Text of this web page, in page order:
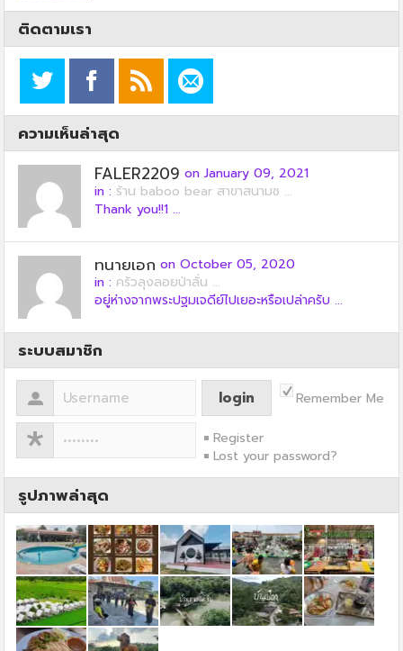
ติดตามเรา
ความเห็นล่าสุด
FALER2209 on January 09, 2021
in : ร้าน baboo bear สาขาสนามช ...
Thank you!!1 ...
ทนายเอก on October 05, 2020
in : ครัวลุงลอยป่าลั่น ...
อยู่ห่างจากพระปฐมเจดีย์ไปเยอะหรือเปล่าครับ ...
ระบบสมาชิก
Remember Me
Register
Lost your password?
รูปภาพล่าสุด